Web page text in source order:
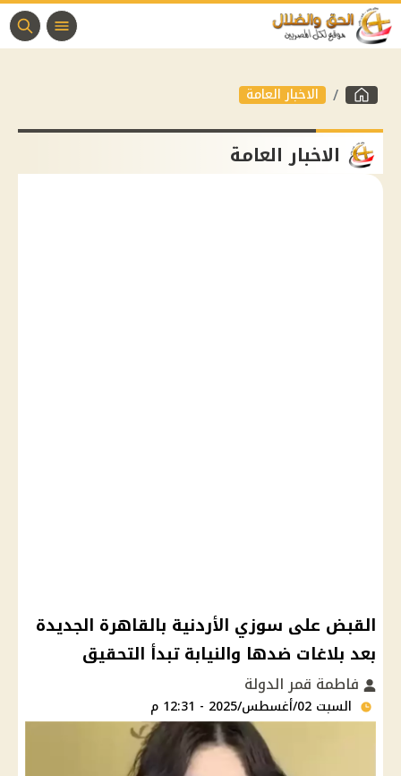
الاخبار العامة
الاخبار العامة
القبض على سوزي الأردنية بالقاهرة الجديدة
بعد بلاغات ضدها والنيابة تبدأ التحقيق
فاطمة قمر الدولة
السبت 02/أغسطس/2025 - 12:31 م